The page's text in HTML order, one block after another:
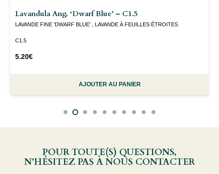
Lavandula Ang. ‘Dwarf Blue’ – C1.5
LAVANDE FINE 'DWARF BLUE' , LAVANDE À FEUILLES ÉTROITES
C1.5
5.20€
AJOUTER AU PANIER
POUR TOUTE(S) QUESTIONS,
N’HÉSITEZ PAS À NOUS CONTACTER